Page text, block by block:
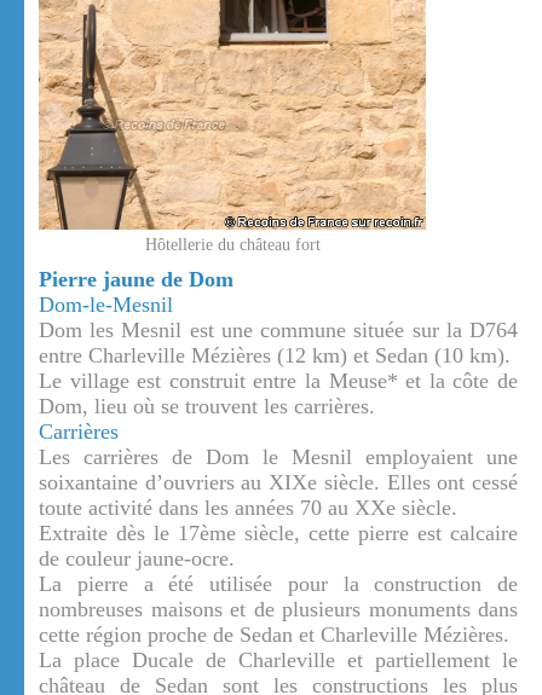
Hôtellerie du château fort
Pierre jaune de Dom
Dom-le-Mesnil
Dom les Mesnil est une commune située sur la D764
entre Charleville Mézières (12 km) et Sedan (10 km).
Le village est construit entre la Meuse* et la côte de
Dom, lieu où se trouvent les carrières.
Carrières
Les carrières de Dom le Mesnil employaient une
soixantaine d’ouvriers au XIXe siècle. Elles ont cessé
toute activité dans les années 70 au XXe siècle.
Extraite dès le 17ème siècle, cette pierre est calcaire
de couleur jaune-ocre.
La pierre a été utilisée pour la construction de
nombreuses maisons et de plusieurs monuments dans
cette région proche de Sedan et Charleville Mézières.
La place Ducale de Charleville et partiellement le
château de Sedan sont les constructions les plus